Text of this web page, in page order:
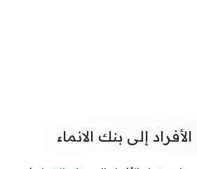
إلى بنك الانماء